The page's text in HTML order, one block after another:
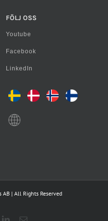
FÖLJ OSS
Youtube
Facebook
LinkedIn
| All Rights Reserved
LinkedIn
E-